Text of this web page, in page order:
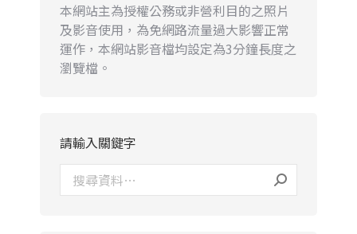
本網站主為授權公務或非營利目的之照片
及影音使用，為免網路流量過大影響正常
運作，本網站影音檔均設定為3分鐘長度之
瀏覽檔。
請輸入關鍵字